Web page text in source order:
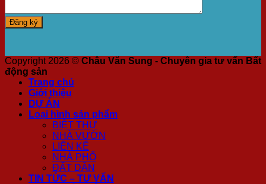
Copyright 2026 © Châu Văn Sung - Chuyên gia tư vấn Bất
động sản
Trang chủ
Giới thiệu
DỰ ÁN
Loại hình sản phẩm
BIỆT THỰ
NHÀ VƯỜN
LIÊN KẾ
NHÀ PHỐ
ĐẤT DÂN
TIN TỨC – TƯ VẤN